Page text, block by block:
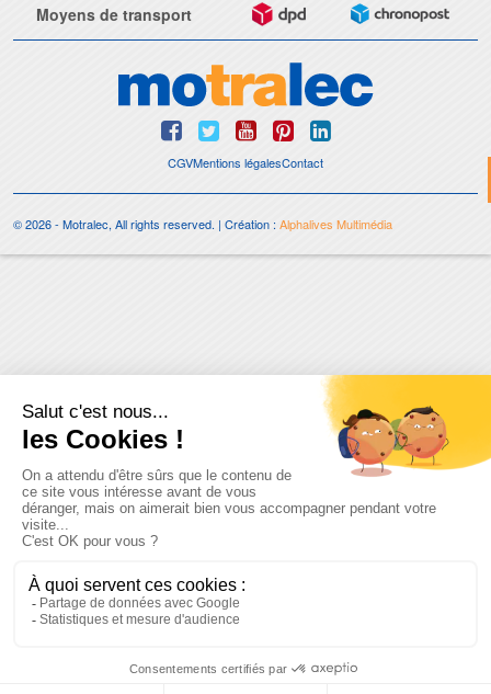
Moyens de transport
CGVMentions légalesContact
© 2026 - Motralec, All rights reserved. | Création : Alphalives Multimédia